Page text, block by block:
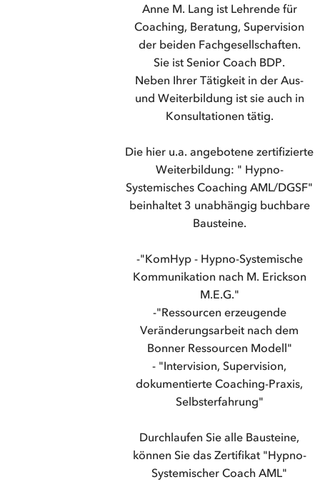
Anne M. Lang ist Lehrende für
Coaching, Beratung, Supervision
der beiden Fachgesellschaften.
Sie ist Senior Coach BDP.
Neben Ihrer Tätigkeit in der Aus-
und Weiterbildung ist sie auch in
Konsultationen tätig.
Die hier u.a. angebotene zertifizierte
Weiterbildung: " Hypno-
Systemisches Coaching AML/DGSF"
beinhaltet 3 unabhängig buchbare
Bausteine.
-"KomHyp - Hypno-Systemische
Kommunikation nach M. Erickson
M.E.G."
-"Ressourcen erzeugende
Veränderungsarbeit nach dem
Bonner Ressourcen Modell"
- "Intervision, Supervision,
dokumentierte Coaching-Praxis,
Selbsterfahrung"
Durchlaufen Sie alle Bausteine,
können Sie das Zertifikat "Hypno-
Systemischer Coach AML"